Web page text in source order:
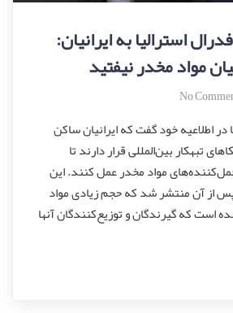
استرالیا به ایرانیان:
مواد مخدر نیفتید
No
در اطلاعیه خود گفت که ایرانیان ساکن
تبهکار بین‌المللی قرار دارند تا
مواد مخدر عمل کنند. این
از آن منتشر شد که حجم زیادی مواد
است که گیرندگان و توزیع‌کنندگان آنها